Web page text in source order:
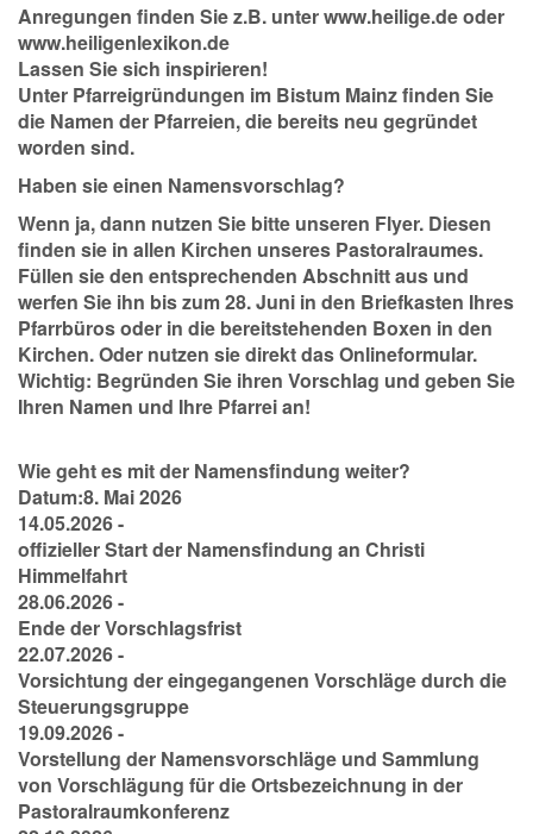
Anregungen finden Sie z.B. unter www.heilige.de oder
www.heiligenlexikon.de
Lassen Sie sich inspirieren!
Unter Pfarreigründungen im Bistum Mainz finden Sie
die Namen der Pfarreien, die bereits neu gegründet
worden sind.
Haben sie einen Namensvorschlag?
Wenn ja, dann nutzen Sie bitte unseren Flyer. Diesen
finden sie in allen Kirchen unseres Pastoralraumes.
Füllen sie den entsprechenden Abschnitt aus und
werfen Sie ihn bis zum 28. Juni in den Briefkasten Ihres
Pfarrbüros oder in die bereitstehenden Boxen in den
Kirchen. Oder nutzen sie direkt das Onlineformular.
Wichtig: Begründen Sie ihren Vorschlag und geben Sie
Ihren Namen und Ihre Pfarrei an!
Wie geht es mit der Namensfindung weiter?
Datum:8. Mai 2026
14.05.2026 -
offizieller Start der Namensfindung an Christi
Himmelfahrt
28.06.2026 -
Ende der Vorschlagsfrist
22.07.2026 -
Vorsichtung der eingegangenen Vorschläge durch die
Steuerungsgruppe
19.09.2026 -
Vorstellung der Namensvorschläge und Sammlung
von Vorschlägung für die Ortsbezeichnung in der
Pastoralraumkonferenz